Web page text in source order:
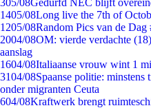
305/08Gedurfd NEC blijft
1405/08Long live the 7th of
1205/08Random Pics van de Dag
2004/08OM: vierde verdachte
aanslag
1604/08Italiaanse vrouw wint 1
3104/08Spaanse politie: minstens
onder migranten Ceuta
604/08Kraftwerk brengt